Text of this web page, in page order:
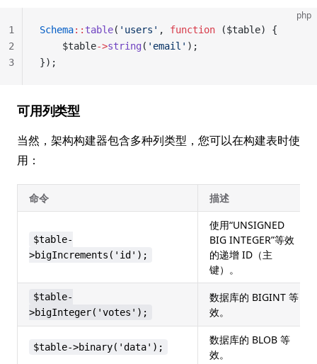
php
Schema:: table( 'users' , function ($table) {
    $table
->string ( 'email' );
});
1
2
3
可用列类型
当然，架构构建器包含多种列类型，您可以在构建表时使
用：
命令 描述
$table-
>bigIncrements('id');
使用“UNSIGNED
BIG INTEGER”等效
的递增 ID（主
键）。
$table-
>bigInteger('votes');
数据库的 BIGINT 等
效。
$table->binary('data');
数据库的 BLOB 等
效。